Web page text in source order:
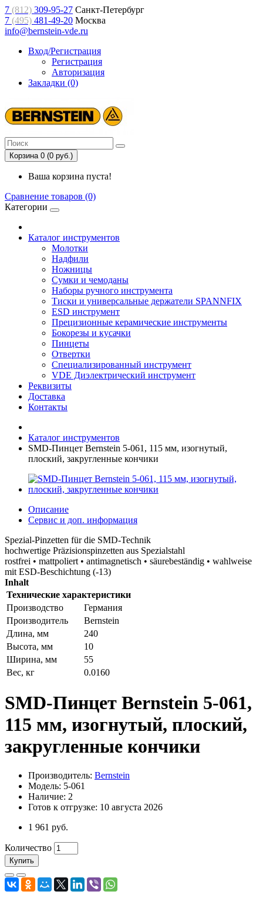
7 (812) 309-95-27 Санкт-Петербург
7 (495) 481-49-20 Москва
info@bernstein-vde.ru
Вход/Регистрация
Регистрация
Авторизация
Закладки (0)
Корзина 0 (0 руб.)
Ваша корзина пуста!
Сравнение товаров (0)
Категории
Каталог инструментов
Молотки
Надфили
Ножницы
Сумки и чемоданы
Наборы ручного инструмента
Тиски и универсальные держатели SPANNFIX
ESD инструмент
Прецизионные керамические инструменты
Бокорезы и кусачки
Пинцеты
Отвертки
Специализированный инструмент
VDE Диэлектрический инструмент
Реквизиты
Доставка
Контакты
Каталог инструментов
SMD-Пинцет Bernstein 5-061, 115 мм, изогнутый,
плоский, закругленные кончики
Описание
Сервис и доп. информация
Spezial-Pinzetten für die SMD-Technik
hochwertige Präzisionspinzetten aus Spezialstahl
rostfrei • mattpoliert • antimagnetisch • säurebeständig • wahlweise
mit ESD-Beschichtung (-13)
Inhalt
Технические характеристики
Производство
Германия
Производитель
Bernstein
Длина, мм
240
Высота, мм
10
Ширина, мм
55
Вес, кг
0.0160
SMD-Пинцет Bernstein 5-061,
115 мм, изогнутый, плоский,
закругленные кончики
Производитель: Bernstein
Модель: 5-061
Наличие: 2
Готов к отгрузке: 10 августа 2026
1 961 руб.
Количество
Купить